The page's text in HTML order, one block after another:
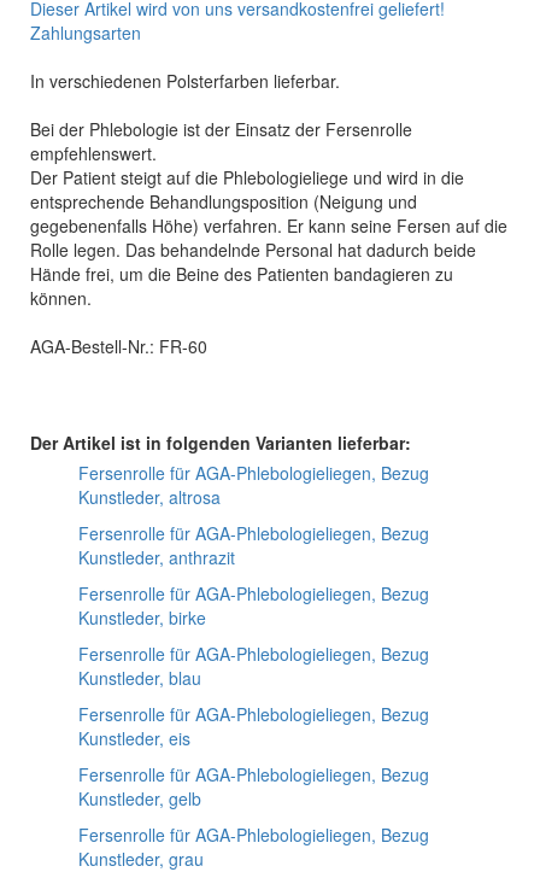
Dieser Artikel wird von uns versandkostenfrei geliefert!
Zahlungsarten
In verschiedenen Polsterfarben lieferbar.
Bei der Phlebologie ist der Einsatz der Fersenrolle
empfehlenswert.
Der Patient steigt auf die Phlebologieliege und wird in die
entsprechende Behandlungsposition (Neigung und
gegebenenfalls Höhe) verfahren. Er kann seine Fersen auf die
Rolle legen. Das behandelnde Personal hat dadurch beide
Hände frei, um die Beine des Patienten bandagieren zu
können.
AGA-Bestell-Nr.: FR-60
Der Artikel ist in folgenden Varianten lieferbar:
Fersenrolle für AGA-Phlebologieliegen, Bezug
Kunstleder, altrosa
Fersenrolle für AGA-Phlebologieliegen, Bezug
Kunstleder, anthrazit
Fersenrolle für AGA-Phlebologieliegen, Bezug
Kunstleder, birke
Fersenrolle für AGA-Phlebologieliegen, Bezug
Kunstleder, blau
Fersenrolle für AGA-Phlebologieliegen, Bezug
Kunstleder, eis
Fersenrolle für AGA-Phlebologieliegen, Bezug
Kunstleder, gelb
Fersenrolle für AGA-Phlebologieliegen, Bezug
Kunstleder, grau